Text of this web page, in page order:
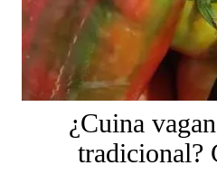
¿Cuina
tradicional?